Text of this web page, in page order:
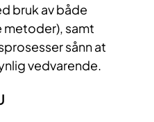
bruk av både
metoder), samt
sånn at
vedvarende.